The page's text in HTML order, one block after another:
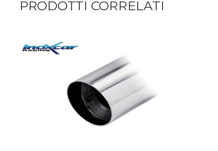
PRODOTTI CORRELATI